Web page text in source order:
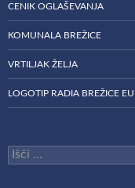
CENIK OGLAŠEVANJA
KOMUNALA BREŽICE
VRTILJAK ŽELJA
LOGOTIP RADIA BREŽICE EU
Išči: